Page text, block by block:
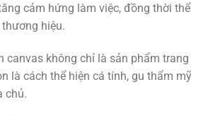
cảm hứng làm việc, đồng thời thể
hiệu.
canvas không chỉ là sản phẩm trang
là cách thể hiện cá tính, gu thẩm mỹ
chủ.